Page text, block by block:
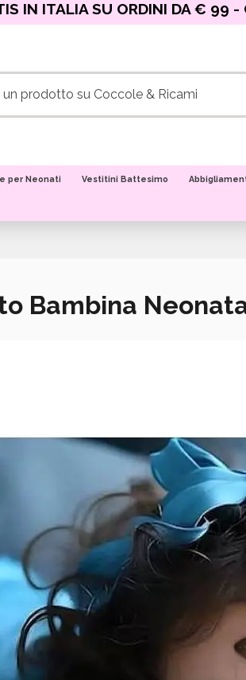
IN ITALIA SU ORDINI DA € 99 -
per Neonati Vestitini Battesimo
Bambina